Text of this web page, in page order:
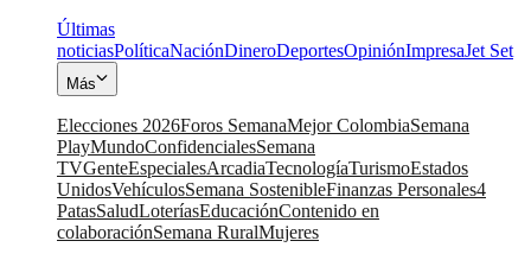
Últimas
noticiasPolíticaNaciónDineroDeportesOpiniónImpresaJet Set
Más
Elecciones 2026Foros SemanaMejor ColombiaSemana
PlayMundoConfidencialesSemana
TVGenteEspecialesArcadiaTecnologíaTurismoEstados
UnidosVehículosSemana SostenibleFinanzas Personales4
PatasSaludLoteríasEducaciónContenido en
colaboraciónSemana RuralMujeres